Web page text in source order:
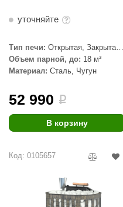
уточняйте
Тип печи: Открытая, Закрытая,
Сетка
Объем парной, до: 18 м³
Материал: Сталь, Чугун
52 990 i
В корзину
Код: 0105657